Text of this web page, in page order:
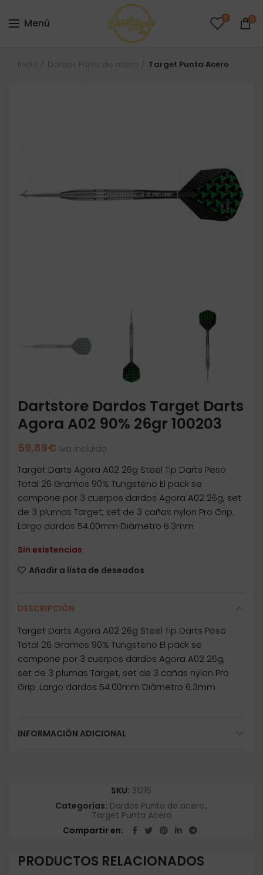
Menú 0 0
Inicio Dardos Punta de acero Target Punta Acero
Dartstore Dardos Target Darts
Agora A02 90% 26gr 100203
59,89€ Iva incluido
Target Darts Agora A02 26g Steel Tip Darts Peso
Total 26 Gramos 90% Tungsteno El pack se
compone por 3 cuerpos dardos Agora A02 26g, set
de 3 plumas Target, set de 3 cañas nylon Pro Grip.
Largo dardos 54.00mm Diámetro 6.3mm
Sin existencias
Añadir a lista de deseados
DESCRIPCIÓN
Target Darts Agora A02 26g Steel Tip Darts Peso
Total 26 Gramos 90% Tungsteno El pack se
compone por 3 cuerpos dardos Agora A02 26g,
set de 3 plumas Target, set de 3 cañas nylon Pro
Grip. Largo dardos 54.00mm Diámetro 6.3mm
INFORMACIÓN ADICIONAL
SKU: 31216
Categorías: Dardos Punta de acero,
Target Punta Acero
Compartir en
PRODUCTOS RELACIONADOS